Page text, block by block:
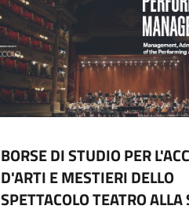
BORSE DI STUDIO PER
D'ARTI E MESTIERI DELLO
SPETTACOLO TEATRO ALLA